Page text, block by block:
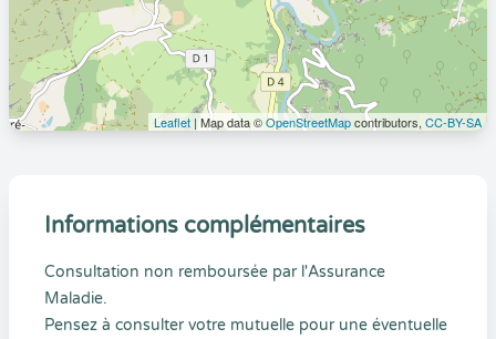
Leaflet | Map data ©OpenStreetMapcontributors, CC-BY-SA
Informations complémentaires
Consultation non remboursée par l'Assurance
Maladie.
Pensez à consulter votre mutuelle pour une éventuelle